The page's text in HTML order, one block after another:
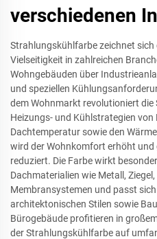
verschiedenen
Strahlungskühlfarbe zeichnet
Vielseitigkeit in zahlreichen
Wohngebäuden über
und speziellen
dem Wohnmarkt revolutioniert
Heizungs- und Kühlstrategien von
Dachtemperatur sowie den
wird der Wohnkomfort erhöht und
reduziert. Die Farbe wirkt
Dachmaterialien wie Metall,
Membransystemen und passt
architektonischen Stilen sowie
Bürogebäude profitieren in
der Strahlungskühlfarbe auf